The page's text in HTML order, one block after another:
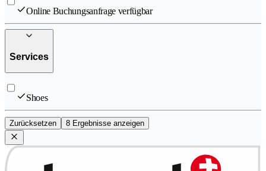
Online Buchungsanfrage verfügbar
Services
Shoes
Zurücksetzen 8 Ergebnisse anzeigen